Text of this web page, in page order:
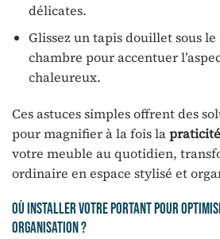
délicates.
Glissez un tapis douillet sous
chambre pour accentuer
chaleureux.
Ces astuces simples offrent des
pour magnifier à la fois lapraticité
votre meuble au quotidien,
ordinaire en espace stylisé et
Où installer votre portant pour
organisation ?